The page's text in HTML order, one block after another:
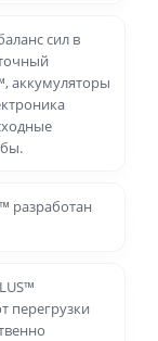
сил в
аккумуляторы
разработан
перегрузки